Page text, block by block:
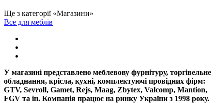
Ще з категорії «Магазини»
Все для меблів
У магазині представлено меблевову фурнітуру, торгівельне
обладнання, крісла, кухні, комплектуючі провідних фірм:
GTV, Sevroll, Gamet, Rejs, Maag, Zbytex, Valcomp, Mantion,
FGV та ін. Компанія працює на ринку України з 1998 року.